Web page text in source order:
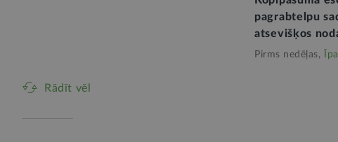
pagrabtelpu
atsevišķos
Pirms nedēļas,
Rādīt vēl